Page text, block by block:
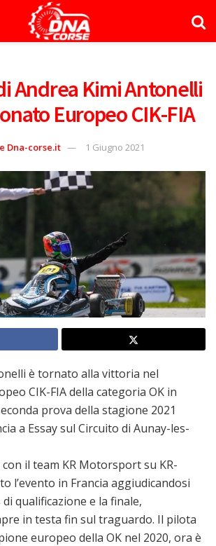
Andrea Kimi Antonelli
Europeo CIK-FIA
Dna-corse.it 1 Giugno 2021
è tornato alla vittoria nel
CIK-FIA della categoria OK in
prova della stagione 2021
a Essay sul Circuito di Aunay-les-
il team KR Motorsport su KR-
l’evento in Francia aggiudicandosi
qualificazione e la finale,
in testa fin sul traguardo. Il pilota
europeo della OK nel 2020, ora è